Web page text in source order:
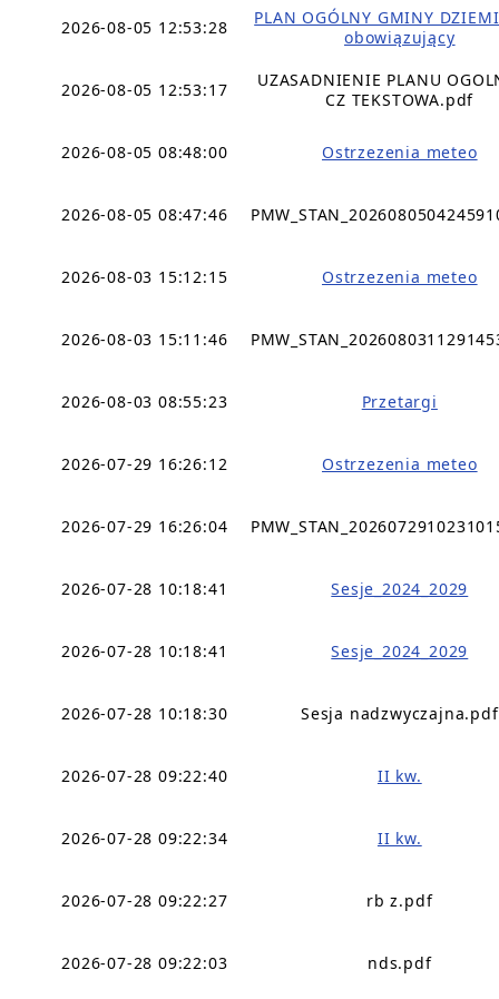
2026-08-05 12:53:28
PLAN OGÓLNY GMINY
obowiązujący
2026-08-05 12:53:17
UZASADNIENIE PLANU
CZ TEKSTOWA.pdf
2026-08-05 08:48:00 Ostrzezenia meteo
2026-08-05 08:47:46
2026-08-03 15:12:15 Ostrzezenia meteo
2026-08-03 15:11:46
2026-08-03 08:55:23 Przetargi
2026-07-29 16:26:12 Ostrzezenia meteo
2026-07-29 16:26:04
2026-07-28 10:18:41 Sesje_2024_2029
2026-07-28 10:18:41 Sesje_2024_2029
2026-07-28 10:18:30 Sesja nadzwyczajna.pdf
2026-07-28 09:22:40 II kw.
2026-07-28 09:22:34 II kw.
2026-07-28 09:22:27 rb z.pdf
2026-07-28 09:22:03 nds.pdf